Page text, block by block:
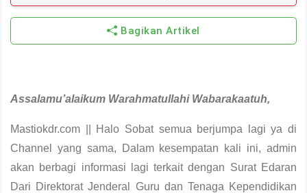
Bagikan Artikel
Assalamu’alaikum Warahmatullahi Wabarakaatuh,
Mastiokdr.com || Halo Sobat semua berjumpa lagi ya di
Channel yang sama, Dalam kesempatan kali ini, admin
akan berbagi informasi lagi terkait dengan Surat Edaran
Dari Direktorat Jenderal Guru dan Tenaga Kependidikan